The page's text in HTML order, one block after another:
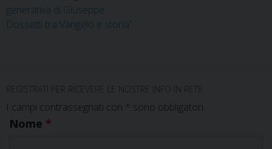
generativa di Giuseppe
Dossetti tra Vangelo e storia”
REGISTRATI PER RICEVERE LE NOSTRE INFO IN RETE
I campi contrassegnati con * sono obbligatori.
Nome *